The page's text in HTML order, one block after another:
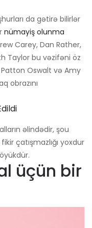
da gətirə bilirlər
nümayiş olunma
Carey, Dan Rather,
Taylor bu vəzifəni öz
Oswalt və Amy
obrazını
əlindədir, şou
çatışmazlığı yoxdur
üçün bir